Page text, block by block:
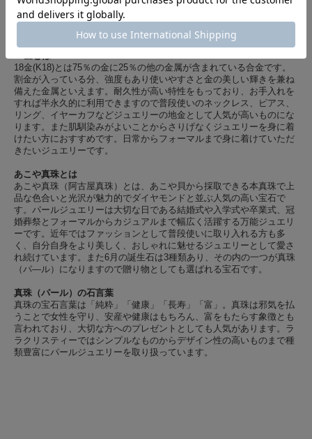
【使用素材の説明】
18金(K18)とは75％の金に25％の他の金属が含まれている合金です。
割金が入っている分、強度もあり使いやすさと金の美しい輝きを兼ね
備えた金属といえます。耐久性が高い特性をもっており、お手入れを
すれば半永久的に利用できますので普段使いのネックレス、ピアス、
リング、イヤーカフなどジュエリーの地金として人気が高いものにな
ります。また肌馴染みがよいことからさりげなくジュエリーを身に着
けたい方におすすめです。日常からフォーマルまで身に着けていただ
きたいジュエリーです。
あこや真珠とは
あこや真珠（阿古屋真珠）とは、あこや貝から採取できる本真珠で上
品な色合いと光沢が魅力的でダイヤモンドと並ぶ人気の高い宝石で
す。パールジュエリーは大切な日である結婚式や入学式や卒業式、冠
婚葬祭とフォーマルからカジュアルまで幅広く活躍する万能ジュエリ
ーです。近年ではファッションとして普段使いに取り入れる方も多
く、自分自身をより美しく、おしゃれに魅せるジュエリーとして愛さ
れ続けています。また6月の誕生石は3種類あり、その内の一つが真珠
（パ―ル）になりますので贈り物としても選ばれる宝石です。
真珠（パール）の石言葉
真珠の宝石言葉は「純粋」「健康」「長寿」「富」。真珠は邪気を払
うことで女性を守り、安産や健康はもちろん、富をもたらす象徴とも
言われており、大切な方へのプレゼントとしても人気があります。ラ
ラクリスティーではシンプルなものからデザイン性の高いものまで種
類豊富にパールジュエリーを取り扱っています。